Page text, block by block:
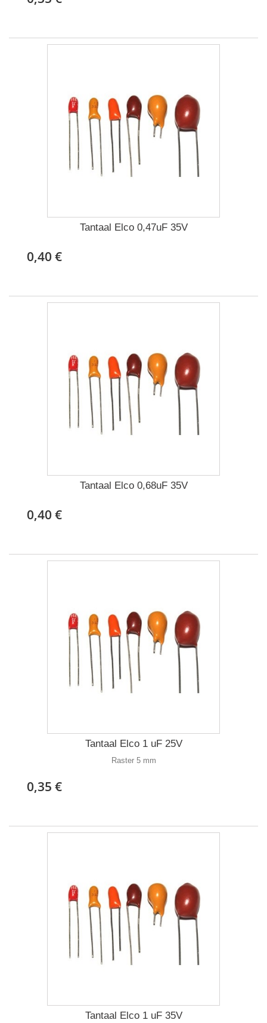
Tantaal Elco 0,47uF 35V
0,40 €
Tantaal Elco 0,68uF 35V
0,40 €
Tantaal Elco 1 uF 25V
Raster 5 mm
0,35 €
Tantaal Elco 1 uF 35V